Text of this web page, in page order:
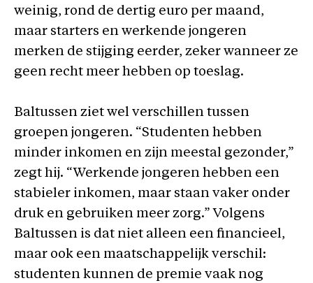
weinig, rond de dertig euro per maand,
maar starters en werkende jongeren
merken de stijging eerder, zeker wanneer ze
geen recht meer hebben op toeslag.
Baltussen ziet wel verschillen tussen
groepen jongeren. “Studenten hebben
minder inkomen en zijn meestal gezonder,”
zegt hij. “Werkende jongeren hebben een
stabieler inkomen, maar staan vaker onder
druk en gebruiken meer zorg.” Volgens
Baltussen is dat niet alleen een financieel,
maar ook een maatschappelijk verschil:
studenten kunnen de premie vaak nog